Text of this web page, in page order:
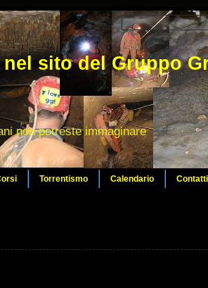
sito del Gruppo
non potreste immaginare
Torrentismo Calendario Contatti